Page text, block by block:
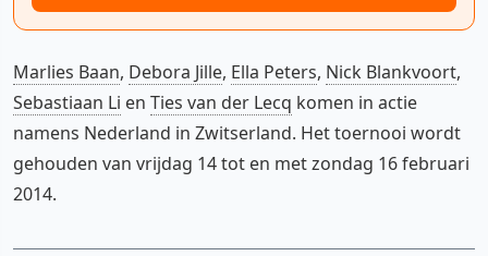
Marlies Baan, Debora Jille, Ella Peters, Nick Blankvoort,
Sebastiaan Li en Ties van der Lecq komen in actie
namens Nederland in Zwitserland. Het toernooi wordt
gehouden van vrijdag 14 tot en met zondag 16 februari
2014.